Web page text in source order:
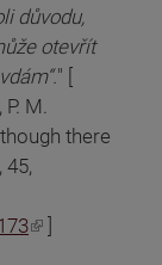
důvodu,
otevřít
" [
M.
there
]